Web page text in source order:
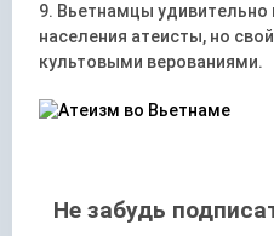
9. Вьетнамцы удивительно
населения атеисты, но
культовыми верованиями.
Не забудь